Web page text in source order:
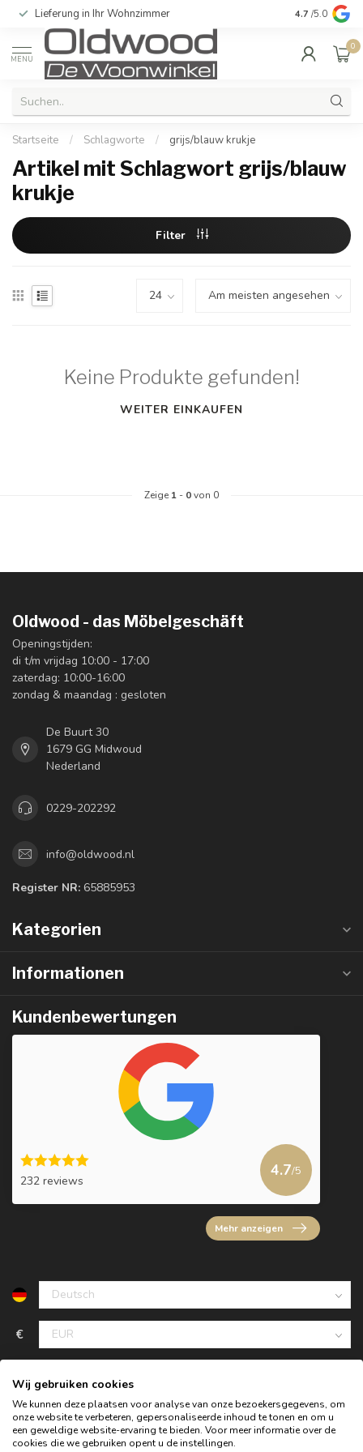
Lieferung in Ihr Wohnzimmer Qualität und
4.7 /5.0
MENU
0
Startseite / Schlagworte / grijs/blauw krukje
Artikel mit Schlagwort grijs/blauw
krukje
Filter
Keine Produkte gefunden!
WEITER EINKAUFEN
Zeige 1 - 0von 0
Oldwood - das Möbelgeschäft
Openingstijden:
di t/m vrijdag 10:00 - 17:00
zaterdag: 10:00-16:00
zondag & maandag : gesloten
De Buurt 30
1679 GG Midwoud
Nederland
0229-202292
info@oldwood.nl
Register NR: 65885953
Kategorien
Informationen
Kundenbewertungen
232 reviews
4.7/5
Mehr anzeigen
€
Wij gebruiken cookies
We kunnen deze plaatsen voor analyse van onze bezoekersgegevens, om
onze website te verbeteren, gepersonaliseerde inhoud te tonen en om u
een geweldige website-ervaring te bieden. Voor meer informatie over de
cookies die we gebruiken opent u de instellingen.